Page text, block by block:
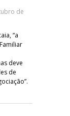
de
“a
deve
de